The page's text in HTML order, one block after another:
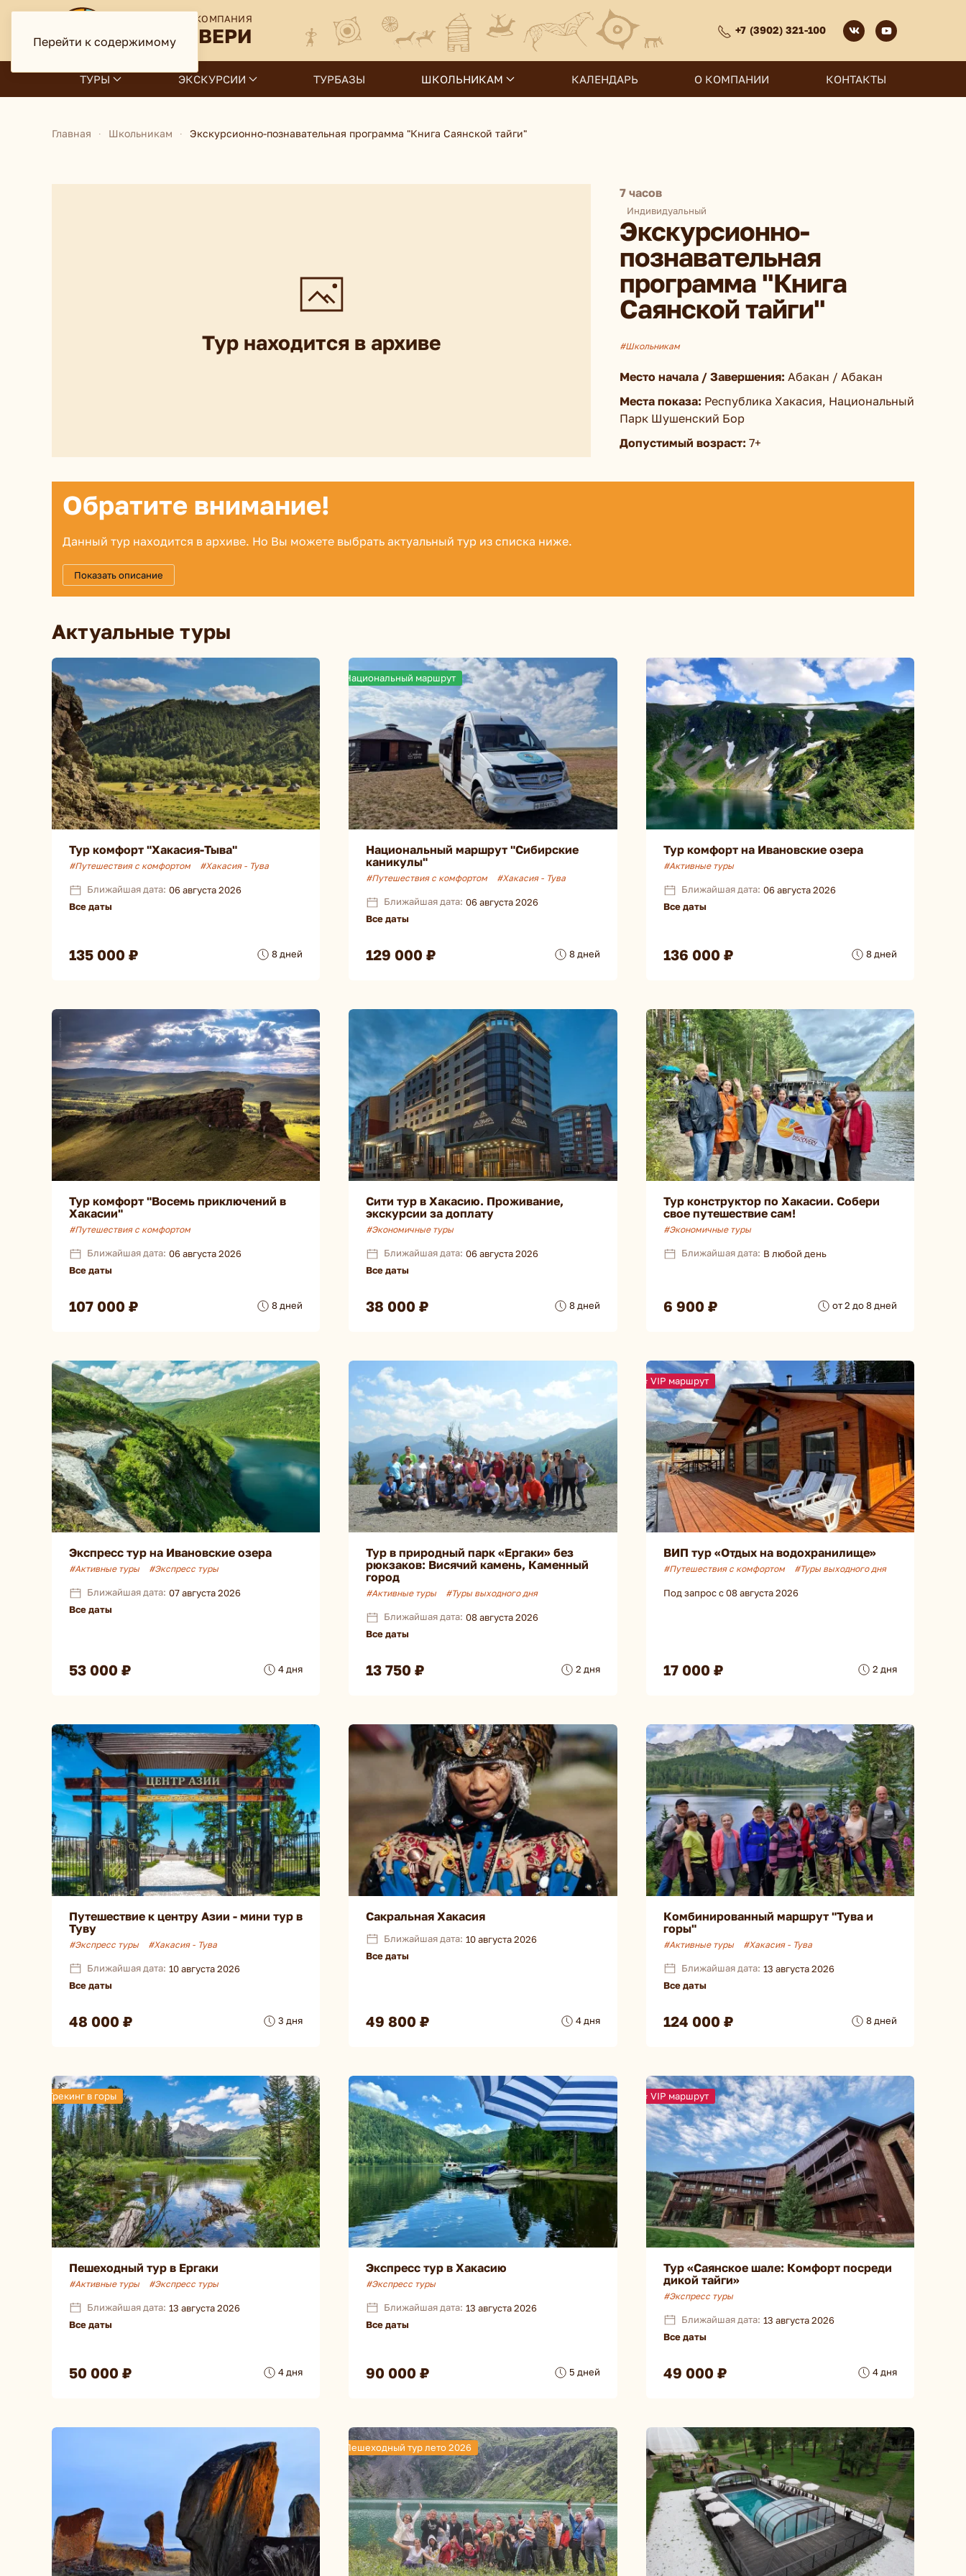
Перейти к содержимому
ТУРИСТСКАЯ КОМПАНИЯ
ДИСКАВЕРИ +7 (3902) 321-100
ТУРЫ ЭКСКУРСИИ ТУРБАЗЫ ШКОЛЬНИКАМ КАЛЕНДАРЬ О КОМПАНИИ КОНТАКТЫ
Главная Школьникам Экскурсионно-познавательная программа "Книга Саянской тайги"
Тур находится в архиве
7 часов
Индивидуальный
Экскурсионно-
познавательная
программа "Книга
Саянской тайги"
#Школьникам
Место начала / Завершения: Абакан / Абакан
Места показа: Республика Хакасия, Национальный
Парк Шушенский Бор
Допустимый возраст: 7+
Обратите внимание!
Данный тур находится в архиве. Но Вы можете выбрать актуальный тур из списка ниже.
Показать описание
Актуальные туры
Тур комфорт "Хакасия-Тыва"
#Путешествия с комфортом #Хакасия - Тува
Ближайшая дата: 06 августа 2026
Все даты
135 000 ₽ 8 дней
Национальный маршрут
Национальный маршрут "Сибирские
каникулы"
#Путешествия с комфортом #Хакасия - Тува
Ближайшая дата: 06 августа 2026
Все даты
129 000 ₽ 8 дней
Тур комфорт на Ивановские озера
#Активные туры
Ближайшая дата: 06 августа 2026
Все даты
136 000 ₽ 8 дней
Тур комфорт "Восемь приключений в
Хакасии"
#Путешествия с комфортом
Ближайшая дата: 06 августа 2026
Все даты
107 000 ₽ 8 дней
Сити тур в Хакасию. Проживание,
экскурсии за доплату
#Экономичные туры
Ближайшая дата: 06 августа 2026
Все даты
38 000 ₽ 8 дней
Тур конструктор по Хакасии. Собери
свое путешествие сам!
#Экономичные туры
Ближайшая дата: В любой день
6 900 ₽ от 2 до 8 дней
Экспресс тур на Ивановские озера
#Активные туры #Экспресс туры
Ближайшая дата: 07 августа 2026
Все даты
53 000 ₽ 4 дня
Тур в природный парк «Ергаки» без
рюкзаков: Висячий камень, Каменный
город
#Активные туры #Туры выходного дня
Ближайшая дата: 08 августа 2026
Все даты
13 750 ₽ 2 дня
⭐ VIP маршрут
ВИП тур «Отдых на водохранилище»
#Путешествия с комфортом #Туры выходного дня
Под запрос с 08 августа 2026
17 000 ₽ 2 дня
Путешествие к центру Азии - мини тур в
Туву
#Экспресс туры #Хакасия - Тува
Ближайшая дата: 10 августа 2026
Все даты
48 000 ₽ 3 дня
Сакральная Хакасия
Ближайшая дата: 10 августа 2026
Все даты
49 800 ₽ 4 дня
Комбинированный маршрут "Тува и
горы"
#Активные туры #Хакасия - Тува
Ближайшая дата: 13 августа 2026
Все даты
124 000 ₽ 8 дней
Трекинг в горы
Пешеходный тур в Ергаки
#Активные туры #Экспресс туры
Ближайшая дата: 13 августа 2026
Все даты
50 000 ₽ 4 дня
Экспресс тур в Хакасию
#Экспресс туры
Ближайшая дата: 13 августа 2026
Все даты
90 000 ₽ 5 дней
⭐ VIP маршрут
Тур «Саянское шале: Комфорт посреди
дикой тайги»
#Экспресс туры
Ближайшая дата: 13 августа 2026
Все даты
49 000 ₽ 4 дня
Пешеходный тур лето 2026